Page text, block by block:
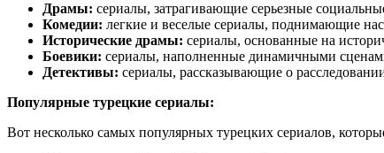
Драмы: сериалы, затрагивающие серьезные
Комедии: легкие и веселые сериалы, поднимающие
Исторические драмы: сериалы, основанные на
Боевики: сериалы, наполненные динамичными
Детективы: сериалы, рассказывающие о
Популярные турецкие сериалы:
Вот несколько самых популярных турецких сериалов,